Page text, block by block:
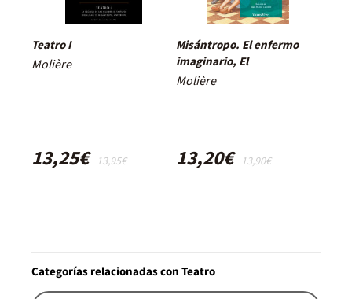
Teatro I
Molière
13,95€
13,25€
Misántropo. El enfermo
imaginario, El
Molière
13,90€
13,20€
Categorías relacionadas con Teatro